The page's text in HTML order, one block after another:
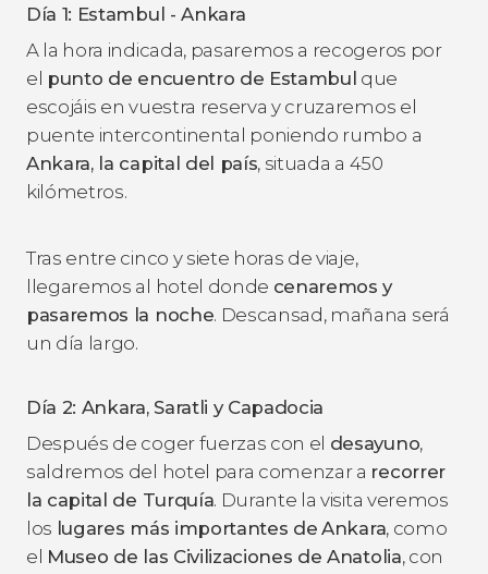
Día 1: Estambul - Ankara
A la hora indicada, pasaremos a recogeros por
el punto de encuentro de Estambul que
escojáis en vuestra reserva y cruzaremos el
puente intercontinental poniendo rumbo a
Ankara, la capital del país, situada a 450
kilómetros.
Tras entre cinco y siete horas de viaje,
llegaremos al hotel donde cenaremos y
pasaremos la noche. Descansad, mañana será
un día largo.
Día 2: Ankara, Saratli y Capadocia
Después de coger fuerzas con el desayuno,
saldremos del hotel para comenzar a recorrer
la capital de Turquía. Durante la visita veremos
los lugares más importantes de Ankara, como
el Museo de las Civilizaciones de Anatolia, con